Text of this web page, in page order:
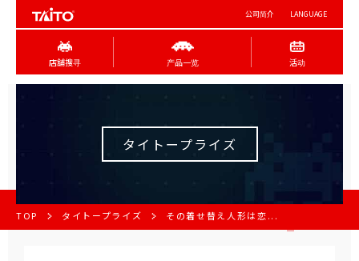
公司简介 LANGUAGE
店舖搜寻 产品一览 活动
タイトープライズ
TOP タイトープライズ その着せ替え人形は恋...